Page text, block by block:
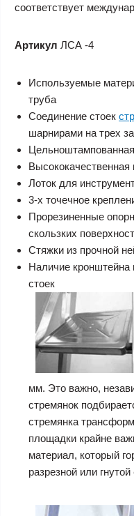
соответствует
Артикул ЛСА -4
Используемые
труба
Соединение стоек
шарнирами на трех
Высококачественная
Лоток для
3-х точечное
Прорезиненные
скользких
Стяжки из прочной
Наличие кронштейна
стоек
мм. Это важно,
стремянок
стремянка
площадки крайне
материал, который
разрезной или гнутой